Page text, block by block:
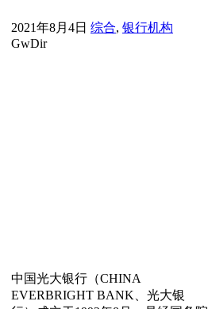
2021年8月4日 综合, 银行机构
GwDir
中国光大银行（CHINA
EVERBRIGHT BANK、光大银